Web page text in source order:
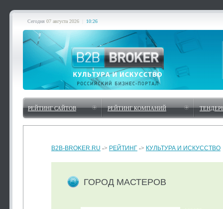
Сегодня 07 августа 2026 10:26
РЕЙТИНГ САЙТОВ РЕЙТИНГ КОМПАНИЙ
B2B-BROKER.RU -> РЕЙТИНГ -> КУЛЬТУРА И ИСКУССТВО
ГОРОД МАСТЕРОВ